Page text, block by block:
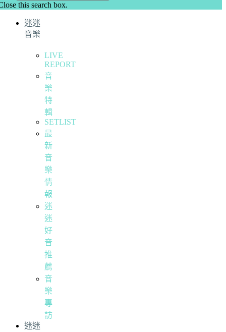
this search box.
迷迷
音樂
LIVE
REPORT
音
樂
特
輯
SETLIST
最
新
音
樂
情
報
迷
迷
好
音
推
薦
音
樂
專
訪
迷迷